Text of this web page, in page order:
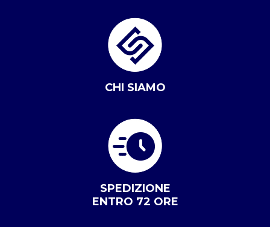
CHI SIAMO
SPEDIZIONE
ENTRO 72 ORE